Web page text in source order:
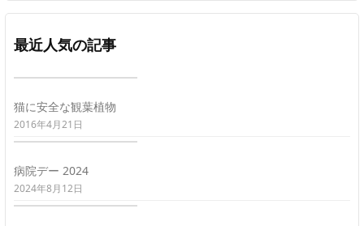
最近人気の記事
猫に安全な観葉植物
2016年4月21日
病院デー 2024
2024年8月12日